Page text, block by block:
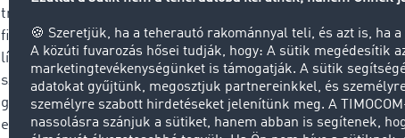
tranzitáló fuvarozó esetében ez mindössze 0,4-1,1%-os
figyelembe vesszük a többi várható költségemelkedést
lízingköltség, jövedéki adó emelés stb.) akkor könnyen
szükséges díjemelés mértéke a belföldi fuvarozásban. A
gazdasági teljesítmény miatt visszaesett
egy évig is eltarthat az újabb útdíj-sokk áthárítása. Addig a